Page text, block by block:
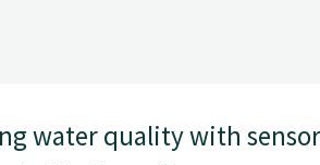
water quality with